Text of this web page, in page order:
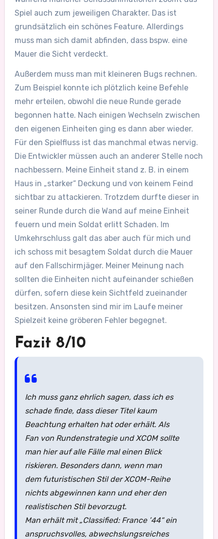
Spiel auch zum jeweiligen Charakter. Das ist
grundsätzlich ein schönes Feature. Allerdings
muss man sich damit abfinden, dass bspw. eine
Mauer die Sicht verdeckt.
Außerdem muss man mit kleineren Bugs rechnen.
Zum Beispiel konnte ich plötzlich keine Befehle
mehr erteilen, obwohl die neue Runde gerade
begonnen hatte. Nach einigen Wechseln zwischen
den eigenen Einheiten ging es dann aber wieder.
Für den Spielfluss ist das manchmal etwas nervig.
Die Entwickler müssen auch an anderer Stelle noch
nachbessern. Meine Einheit stand z. B. in einem
Haus in „starker“ Deckung und von keinem Feind
sichtbar zu attackieren. Trotzdem durfte dieser in
seiner Runde durch die Wand auf meine Einheit
feuern und mein Soldat erlitt Schaden. Im
Umkehrschluss galt das aber auch für mich und
ich schoss mit besagtem Soldat durch die Mauer
auf den Fallschirmjäger. Meiner Meinung nach
sollten die Einheiten nicht aufeinander schießen
dürfen, sofern diese kein Sichtfeld zueinander
besitzen. Ansonsten sind mir im Laufe meiner
Spielzeit keine gröberen Fehler begegnet.
Fazit 8/10
Ich muss ganz ehrlich sagen, dass ich es
schade finde, dass dieser Titel kaum
Beachtung erhalten hat oder erhält. Als
Fan von Rundenstrategie und XCOM sollte
man hier auf alle Fälle mal einen Blick
riskieren. Besonders dann, wenn man
dem futuristischen Stil der XCOM-Reihe
nichts abgewinnen kann und eher den
realistischen Stil bevorzugt.
Man erhält mit „Classified: France ’44“ ein
anspruchsvolles, abwechslungsreiches